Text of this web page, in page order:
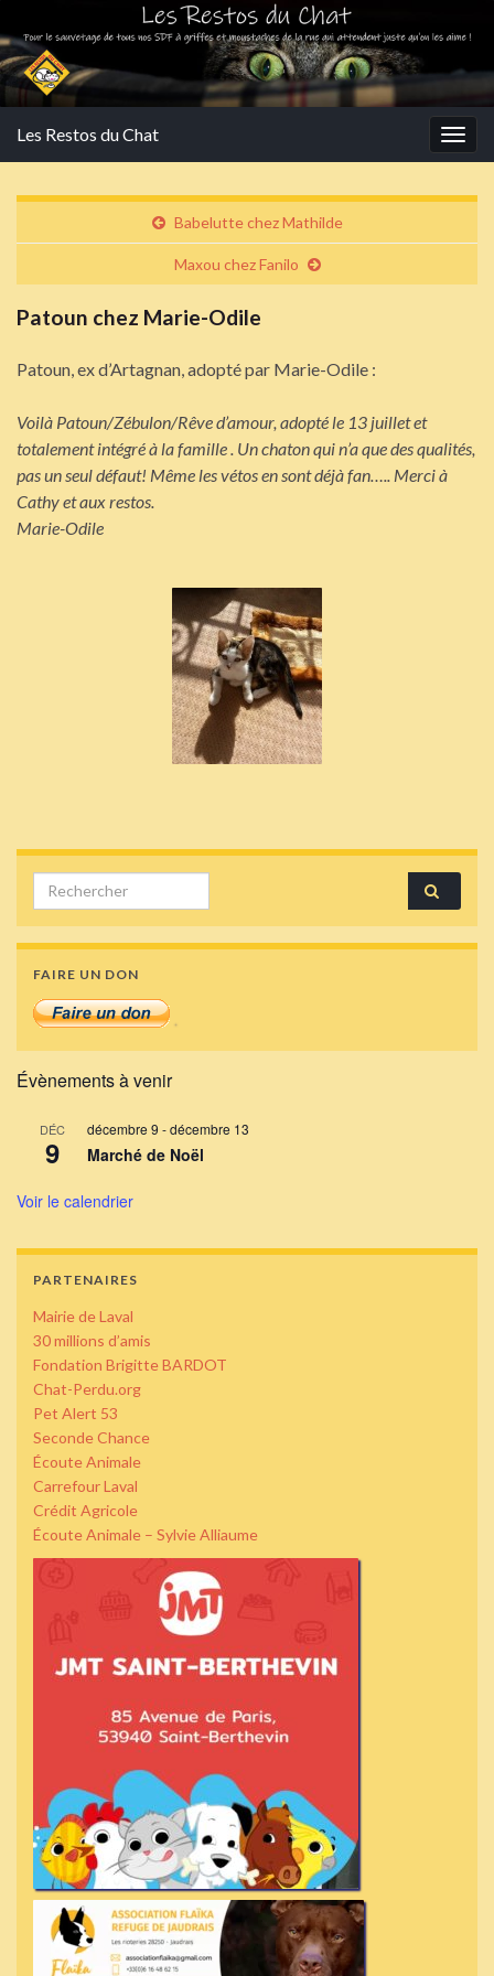
Les Restos du Chat
Babelutte chez Mathilde
Maxou chez Fanilo
Patoun chez Marie-Odile
Patoun, ex d’Artagnan, adopté par Marie-Odile :
Voilà Patoun/Zébulon/Rêve d’amour, adopté le 13 juillet et
totalement intégré à la famille . Un chaton qui n’a que des qualités,
pas un seul défaut! Même les vétos en sont déjà fan….. Merci à
Cathy et aux restos.
Marie-Odile
Search for:
FAIRE UN DON
Évènements à venir
DÉC
9
décembre 9 -décembre 13
Marché de Noël
Voir le calendrier
PARTENAIRES
Mairie de Laval
30 millions d’amis
Fondation Brigitte BARDOT
Chat-Perdu.org
Pet Alert 53
Seconde Chance
Écoute Animale
Carrefour Laval
Crédit Agricole
Écoute Animale – Sylvie Alliaume